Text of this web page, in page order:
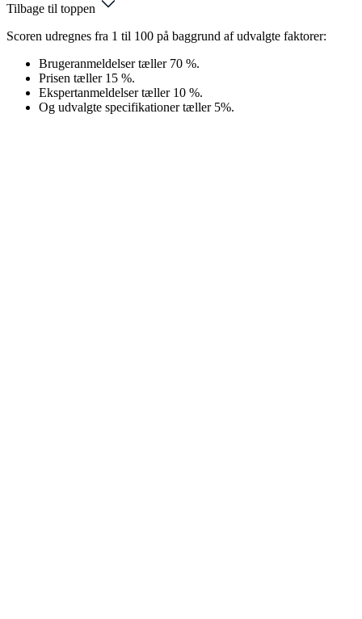
Tilbage til toppen
Scoren udregnes fra 1 til 100 på baggrund af udvalgte faktorer:
Brugeranmeldelser tæller 70 %.
Prisen tæller 15 %.
Ekspertanmeldelser tæller 10 %.
Og udvalgte specifikationer tæller 5%.